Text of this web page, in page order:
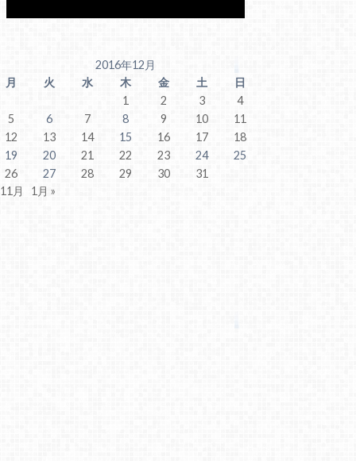
2016年12月
月
火 水 木 金 土
日
1
2 3
4
5
6 7 8 9 10
11
12
13 14 15 16 17
18
19
20 21 22 23 24
25
26
27 28 29 30
31
月
1月 »